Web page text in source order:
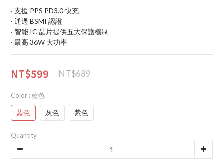
‧ 支援 PPS PD3.0 快充
‧ 通過 BSMI 認證
‧ 智能 IC 晶片提供五大保護機制
‧ 最高 36W 大功率
NT$599 NT$689
Color : 藍色
藍色 灰色 紫色
Quantity